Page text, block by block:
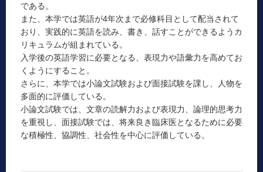
である。
また、本学では英語が4年次まで必修科目として配当されて
おり、実践的に英語を読み、書き、話すことができるようカ
リキュラムが組まれている。
入学後の英語学習に必要となる、表現力や語彙力を高めてお
くようにすること。
さらに、本学では小論文試験および面接試験を課し、人物を
多面的に評価している。
小論文試験では、文章の読解力および表現力、論理的思考力
を重視し、面接試験では、将来良き臨床医となるために必要
な積極性、協調性、社会性を中心に評価している。